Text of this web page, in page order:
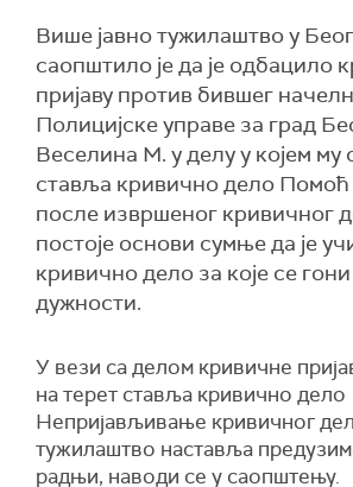
Више јавно тужилаштво у
саопштило је да је одбацило
пријаву против бившег
Полицијске управе за град
Веселина М. у делу у којем му
ставља кривично дело
после извршеног кривичног
постоје основи сумње да је
кривично дело за које се
дужности.
У вези са делом кривичне
на терет ставља кривично дело
Непријављивање кривичног
тужилаштво наставља
радњи, наводи се у саопштењу.